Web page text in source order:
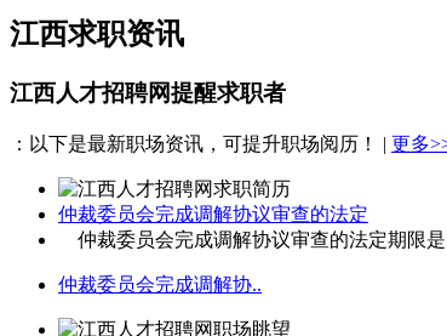
江西求职资讯
江西人才招聘网提醒求职者
：以下是最新职场资讯，可提升职场阅历！ | 更多
仲裁委员会完成调解协议审查的法定
仲裁委员会完成调解协议审查的法定期限
仲裁委员会完成调解协..